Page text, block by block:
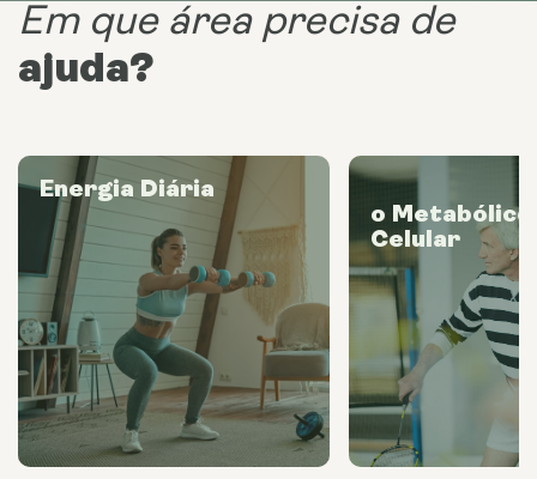
Em que área precisa de
ajuda?
Energia Diária
o Metabólico
Celular